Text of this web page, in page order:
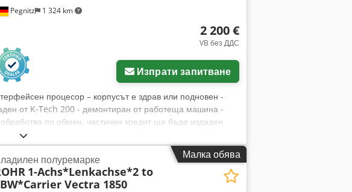
Заявете още снимки
Pegnitz 1 324 km
2 200 €
VB без ДДС
Изпрати запитване
процесор – корпусът е здрав или подновен -
от K-Tech 200 - демонтиран от работеща машина -
по обмен, частичен кредит ще бъде издаден
производителя. Запазваме си правото да откажем
на върнатата част. Дефектната част трябва да е в
след обратна връзка. Производител: B&R Модел:
10079382 Състояние: използвано Csdpop Rb E Rsfx
Малка обява
полуремарке
1-Achs*Lenkachse*2 to
Vectra 1850